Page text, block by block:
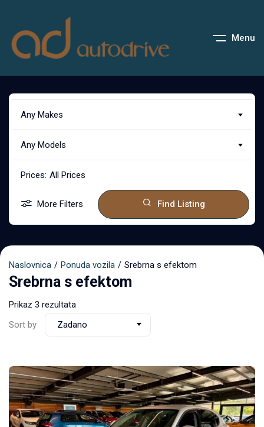
Menu
Any Makes
Any Models
Prices: All Prices
More Filters Find Listing
Naslovnica Ponuda vozila Srebrna s efektom
Srebrna s efektom
Prikaz 3 rezultata
Sort by
Zadano